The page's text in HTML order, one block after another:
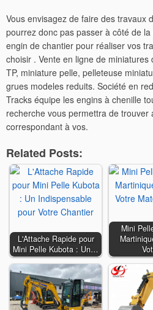
Vous envisagez de faire des travaux
pourrez donc pas passer à côté de
engin de chantier pour réaliser vos
choisir . Vente en ligne de
TP, miniature pelle, pelleteuse
grues modeles reduits. Société en
Tracks équipe les engins à chenille
recherche vous permettra de trouver
correspondant à vos.
Related Posts:
L'Attache Rapide pour
Mini Pelle Kubota : Un…
Mini